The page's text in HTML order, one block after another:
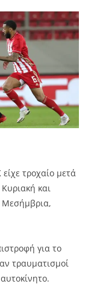
τροχαίο μετά
και
για το
τραυματισμοί